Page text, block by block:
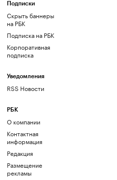
Подписки
Скрыть баннеры
на РБК
Подписка на РБК
Корпоративная
подписка
Уведомления
RSS Новости
РБК
О компании
Контактная
информация
Редакция
Размещение
рекламы